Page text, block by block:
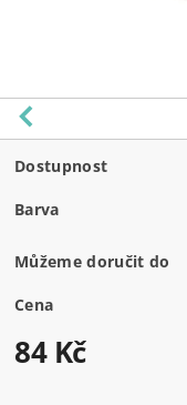
Dostupnost
Barva
Můžeme doručit do
Cena
84 Kč